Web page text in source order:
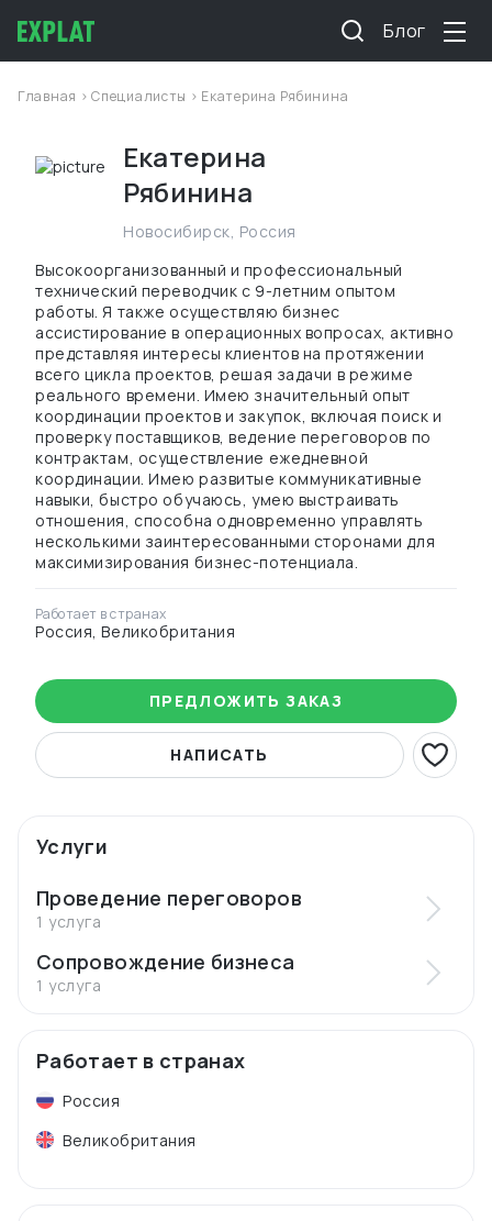
Блог
Главная >Специалисты > Екатерина Рябинина
Екатерина
Рябинина
Новосибирск, Россия
Высокоорганизованный и профессиональный
технический переводчик с 9-летним опытом
работы. Я также осуществляю бизнес
ассистирование в операционных вопросах, активно
представляя интересы клиентов на протяжении
всего цикла проектов, решая задачи в режиме
реального времени. Имею значительный опыт
координации проектов и закупок, включая поиск и
проверку поставщиков, ведение переговоров по
контрактам, осуществление ежедневной
координации. Имею развитые коммуникативные
навыки, быстро обучаюсь, умею выстраивать
отношения, способна одновременно управлять
несколькими заинтересованными сторонами для
максимизирования бизнес-потенциала.
Работает в странах
Россия, Великобритания
ПРЕДЛОЖИТЬ ЗАКАЗ
НАПИСАТЬ
Услуги
Проведение переговоров
1 услуга
Сопровождение бизнеса
1 услуга
Работает в странах
Россия
Великобритания